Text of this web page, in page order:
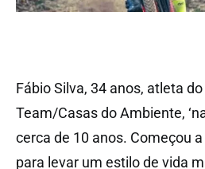
Fábio Silva, 34 anos, atleta
Team/Casas do Ambiente,
cerca de 10 anos. Começou
para levar um estilo de vida